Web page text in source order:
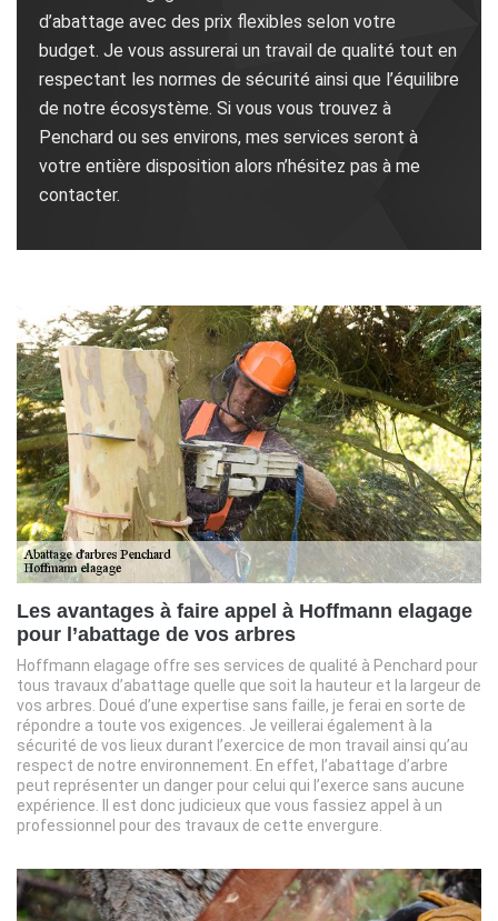
d’abattage avec des prix flexibles selon votre
budget. Je vous assurerai un travail de qualité tout en
respectant les normes de sécurité ainsi que l’équilibre
de notre écosystème. Si vous vous trouvez à
Penchard ou ses environs, mes services seront à
votre entière disposition alors n’hésitez pas à me
contacter.
Les avantages à faire appel à Hoffmann elagage
pour l’abattage de vos arbres
Hoffmann elagage offre ses services de qualité à Penchard pour
tous travaux d’abattage quelle que soit la hauteur et la largeur de
vos arbres. Doué d’une expertise sans faille, je ferai en sorte de
répondre a toute vos exigences. Je veillerai également à la
sécurité de vos lieux durant l’exercice de mon travail ainsi qu’au
respect de notre environnement. En effet, l’abattage d’arbre
peut représenter un danger pour celui qui l’exerce sans aucune
expérience. Il est donc judicieux que vous fassiez appel à un
professionnel pour des travaux de cette envergure.